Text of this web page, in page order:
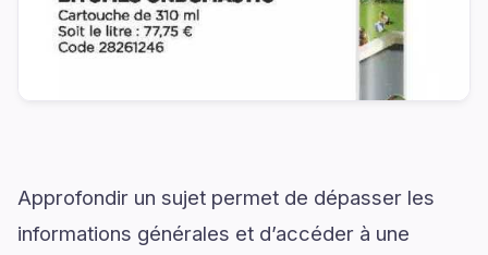
Approfondir un sujet permet de dépasser les
informations générales et d’accéder à une